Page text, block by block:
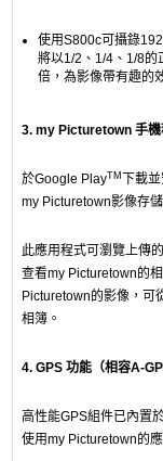
使用S800c可攝錄
將以1/2、1/4、1/8的
倍，為影像帶有趣的
3. my Picturetown 手機
於Google PlayTM 下載
my Picturetown影像存
此應用程式可瀏覽上傳
查看my Picturetown的
Picturetown的影像，可
相簿。
4. GPS 功能（相容A-
高性能GPS組件已內置
使用my Picturetown的